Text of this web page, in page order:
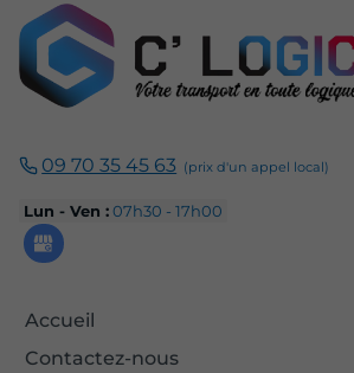
09 70 35 45 63
Lun - Ven :07h30 - 17h00
Accueil
Contactez-nous